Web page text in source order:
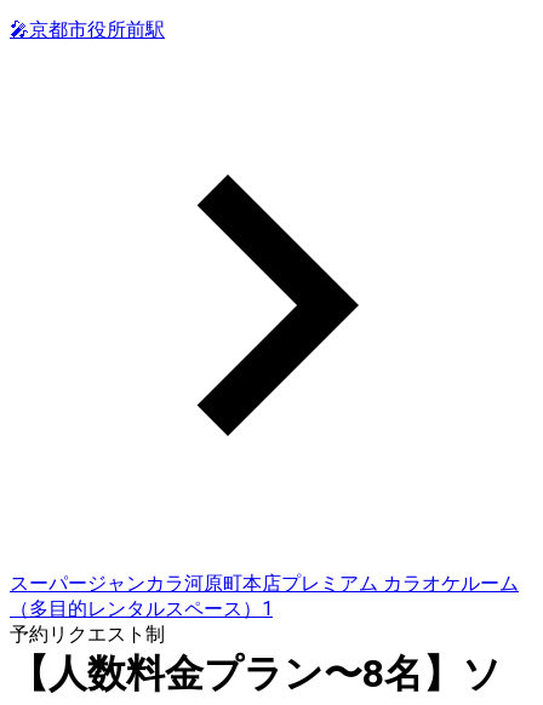
🎤京都市役所前駅
スーパージャンカラ河原町本店プレミアム カラオケルーム
（多目的レンタルスペース）1
予約リクエスト制
【人数料金プラン〜8名】ソ